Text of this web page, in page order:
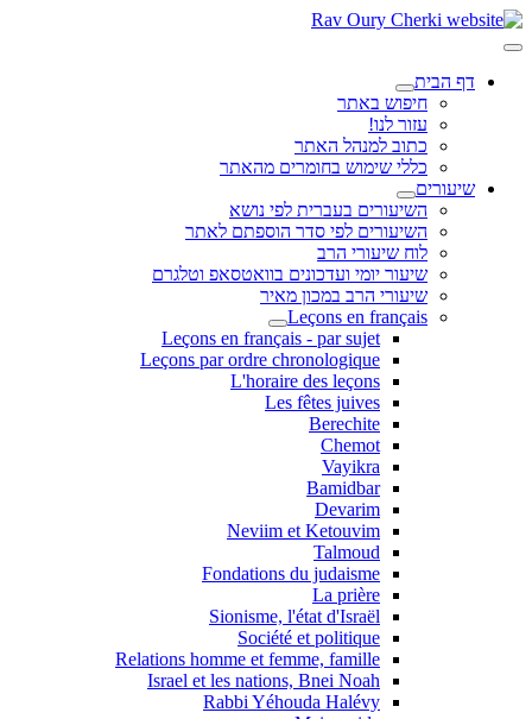
דף הבית
חיפוש באתר
עזור לנו!
כתוב למנהל האתר
כללי שימוש בחומרים מהאתר
שיעורים
השיעורים בעברית לפי נושא
השיעורים לפי סדר הוספתם לאתר
לוח שיעורי הרב
שיעור יומי ועדכונים בוואטסאפ וטלגרם
שיעורי הרב במכון מאיר
Leçons en français
Leçons en français - par sujet
Leçons par ordre chronologique
L'horaire des leçons
Les fêtes juives
Berechite
Chemot
Vayikra
Bamidbar
Devarim
Neviim et Ketouvim
Talmoud
Fondations du judaisme
La prière
Sionisme, l'état d'Israël
Société et politique
Relations homme et femme, famille
Israel et les nations, Bnei Noah
Rabbi Yéhouda Halévy